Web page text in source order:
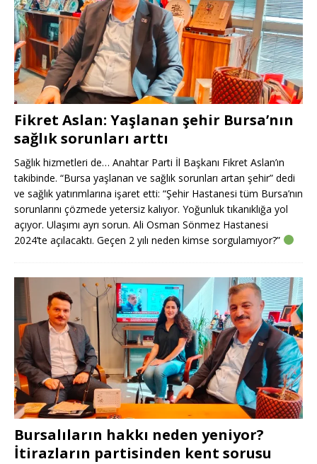
Fikret Aslan: Yaşlanan şehir Bursa’nın
sağlık sorunları arttı
Sağlık hizmetleri de… Anahtar Parti İl Başkanı Fikret Aslan’ın
takibinde. “Bursa yaşlanan ve sağlık sorunları artan şehir” dedi
ve sağlık yatırımlarına işaret etti: “Şehir Hastanesi tüm Bursa’nın
sorunlarını çözmede yetersiz kalıyor. Yoğunluk tıkanıklığa yol
açıyor. Ulaşımı ayrı sorun. Ali Osman Sönmez Hastanesi
2024’te açılacaktı. Geçen 2 yılı neden kimse sorgulamıyor?”
Bursalıların hakkı neden yeniyor?
İtirazların partisinden kent sorusu